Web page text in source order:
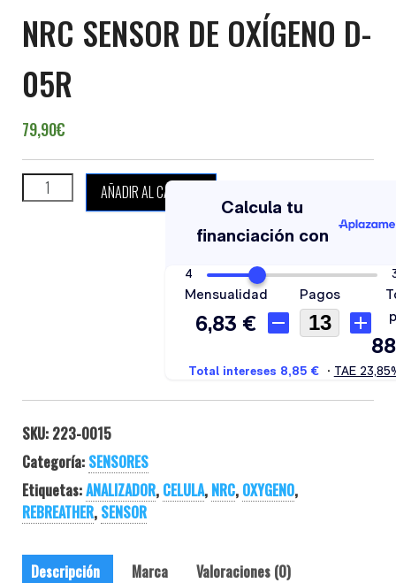
NRC SENSOR DE OXÍGENO D-
05R
79,90€
NRC SENSOR DE OXÍGENO D-05R cantidad
AÑADIR AL CARRITO
SKU: 223-0015
Categoría: SENSORES
Etiquetas:ANALIZADOR, CELULA, NRC, OXYGENO,
REBREATHER, SENSOR
Descripción Marca Valoraciones (0)